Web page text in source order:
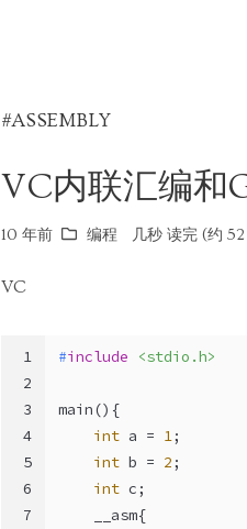
#ASSEMBLY
VC内联汇编和
10 年前 编程 几秒 读完 (约
VC
1
2
3
4
5
6
7
#include <stdio.h>
main(){
int a = 1;
int b = 2;
int c;
    __asm{